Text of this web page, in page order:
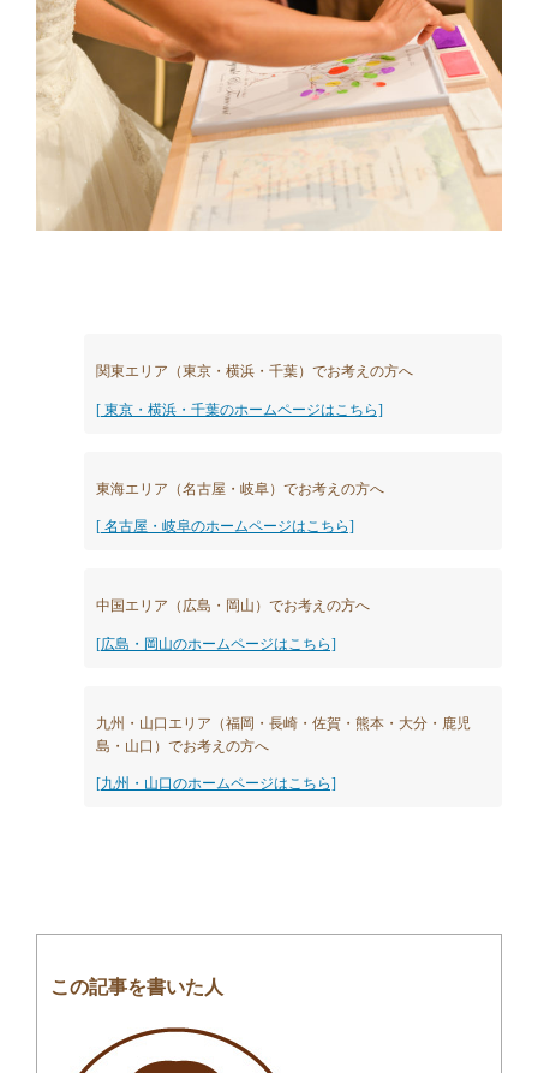
関東エリア（東京・横浜・千葉）でお考えの方へ
[ 東京・横浜・千葉のホームページはこちら]
東海エリア（名古屋・岐阜）でお考えの方へ
[ 名古屋・岐阜のホームページはこちら]
中国エリア（広島・岡山）でお考えの方へ
[広島・岡山のホームページはこちら]
九州・山口エリア（福岡・長崎・佐賀・熊本・大分・鹿児
島・山口）でお考えの方へ
[九州・山口のホームページはこちら]
この記事を書いた人